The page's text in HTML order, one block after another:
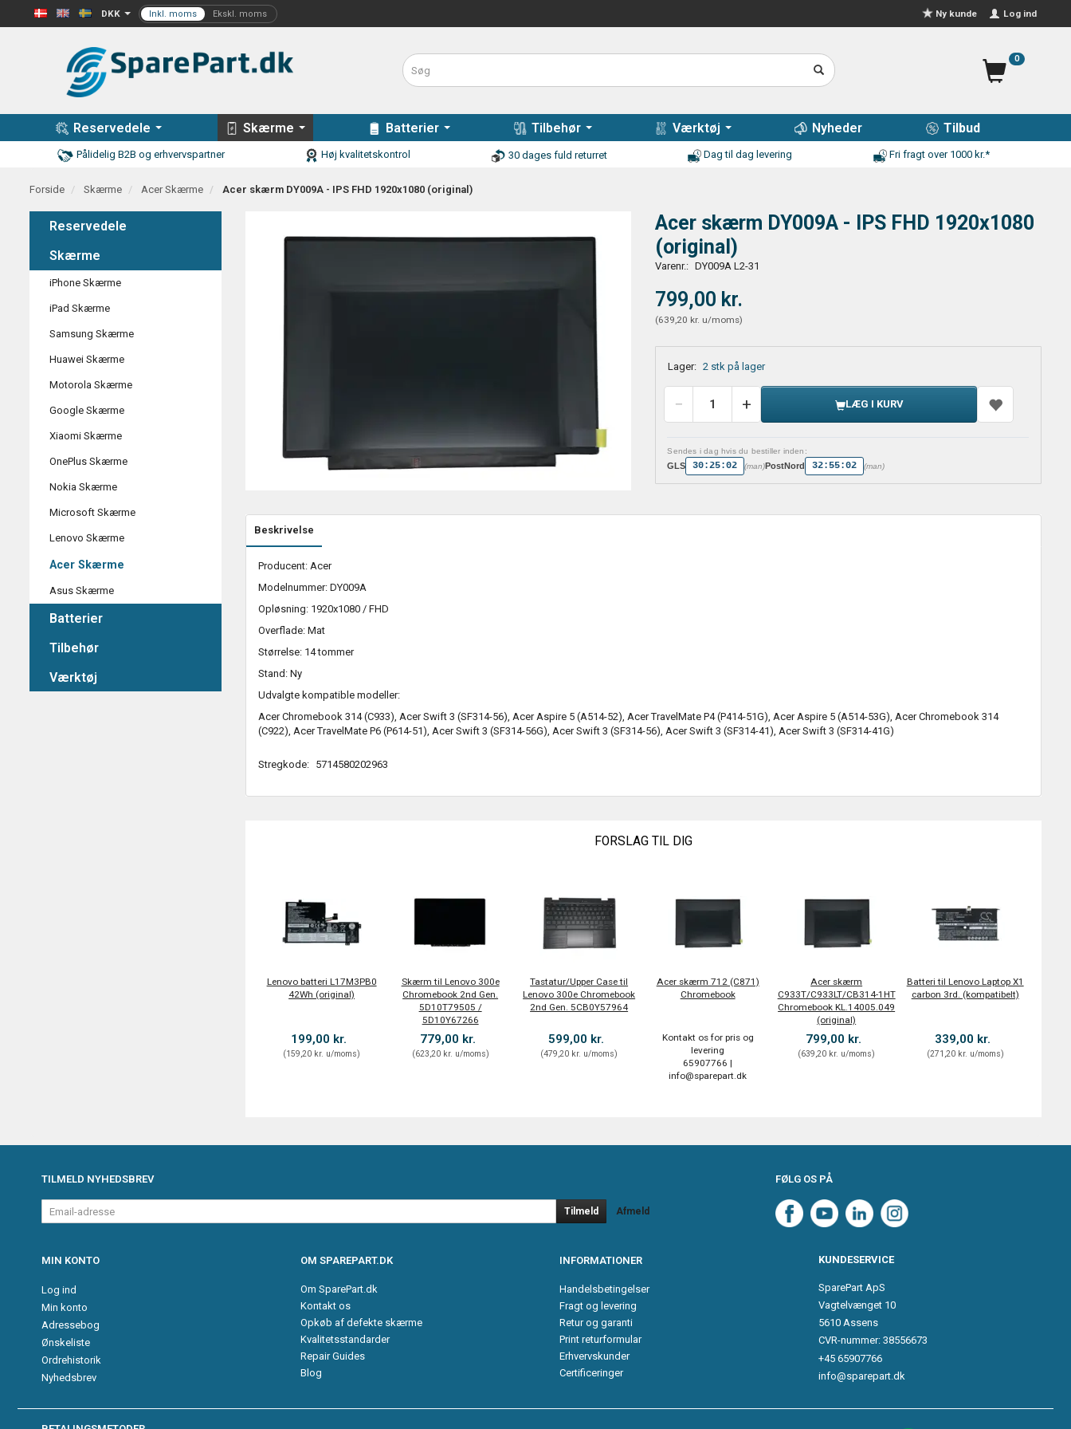
DKK Log ind
Ny kunde
0
Reservedele Skærme Batterier Tilbehør Værktøj Nyheder Tilbud
Pålidelig B2B og erhvervspartner Høj kvalitetskontrol 30 dages fuld returret Dag til dag levering Fri fragt over 1000 kr.*
Forside Skærme Acer Skærme Acer skærm DY009A - IPS FHD 1920x1080 (original)
Reservedele
Skærme
iPhone Skærme
iPad Skærme
Samsung Skærme
Huawei Skærme
Motorola Skærme
Google Skærme
Xiaomi Skærme
OnePlus Skærme
Nokia Skærme
Microsoft Skærme
Lenovo Skærme
Acer Skærme
Asus Skærme
Batterier
Tilbehør
Værktøj
Acer skærm DY009A - IPS FHD 1920x1080
(original)
Varenr.: DY009A L2-31
799,00 kr.
(639,20 kr. u/moms)
Lager: 2 stk på lager
LÆG I KURV
Sendes i dag hvis du bestiller inden:
GLS 30:25:01 (man)PostNord 32:55:01 (man)
Beskrivelse
Producent: Acer
Modelnummer: DY009A
Opløsning: 1920x1080 / FHD
Overflade: Mat
Størrelse: 14 tommer
Stand: Ny
Udvalgte kompatible modeller:
Acer Chromebook 314 (C933), Acer Swift 3 (SF314-56), Acer Aspire 5 (A514-52), Acer TravelMate P4 (P414-51G), Acer Aspire 5 (A514-53G), Acer Chromebook 314
(C922), Acer TravelMate P6 (P614-51), Acer Swift 3 (SF314-56G), Acer Swift 3 (SF314-56), Acer Swift 3 (SF314-41), Acer Swift 3 (SF314-41G)
Stregkode: 5714580202963
FORSLAG TIL DIG
Lenovo batteri L17M3PB0
42Wh (original)
199,00 kr.
(159,20 kr. u/moms)
Skærm til Lenovo 300e
Chromebook 2nd Gen.
5D10T79505 /
5D10Y67266
779,00 kr.
(623,20 kr. u/moms)
Tastatur/Upper Case til
Lenovo 300e Chromebook
2nd Gen. 5CB0Y57964
599,00 kr.
(479,20 kr. u/moms)
Acer skærm 712 (C871)
Chromebook
Kontakt os for pris og
levering
65907766 |
info@sparepart.dk
Acer skærm
C933T/C933LT/CB314-1HT
Chromebook KL.14005.049
(original)
799,00 kr.
(639,20 kr. u/moms)
Batteri til Lenovo Laptop X1
carbon 3rd. (kompatibelt)
339,00 kr.
(271,20 kr. u/moms)
TILMELD NYHEDSBREV
Email-
adresse
Tilmeld Afmeld
FØLG OS PÅ
MIN KONTO
Log ind
Min konto
Adressebog
Ønskeliste
Ordrehistorik
Nyhedsbrev
OM SPAREPART.DK
Om SparePart.dk
Kontakt os
Opkøb af defekte skærme
Kvalitetsstandarder
Repair Guides
Blog
INFORMATIONER
Handelsbetingelser
Fragt og levering
Retur og garanti
Print returformular
Erhvervskunder
Certificeringer
KUNDESERVICE
SparePart ApS
Vagtelvænget 10
5610 Assens
CVR-nummer: 38556673
+45 65907766
info@sparepart.dk